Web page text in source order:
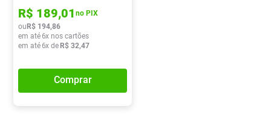
R$ 189,01 no PIX
ouR$ 194,86
em até6x nos cartões
em até6x deR$ 32,47
Comprar
10 º Lavitan